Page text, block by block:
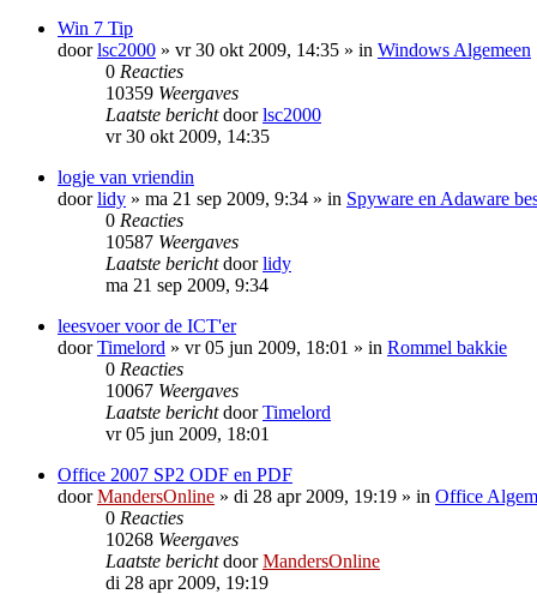
Win 7 Tip
doorlsc2000 » vr 30 okt 2009, 14:35 » in Windows Algemeen
0 Reacties
10359 Weergaves
Laatste berichtdoorlsc2000
vr 30 okt 2009, 14:35
logje van vriendin
doorlidy » ma 21 sep 2009, 9:34 » in Spyware en Adaware
0 Reacties
10587 Weergaves
Laatste berichtdoorlidy
ma 21 sep 2009, 9:34
leesvoer voor de ICT'er
doorTimelord » vr 05 jun 2009, 18:01 » in Rommel bakkie
0 Reacties
10067 Weergaves
Laatste berichtdoorTimelord
vr 05 jun 2009, 18:01
Office 2007 SP2 ODF en PDF
doorMandersOnline » di 28 apr 2009, 19:19 » in Office
0 Reacties
10268 Weergaves
Laatste berichtdoorMandersOnline
di 28 apr 2009, 19:19